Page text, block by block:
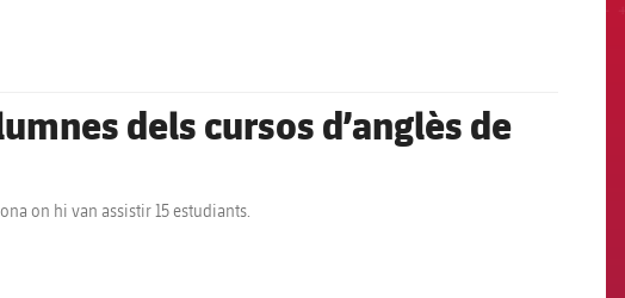
dels cursos d’anglès de
on hi van assistir 15 estudiants.